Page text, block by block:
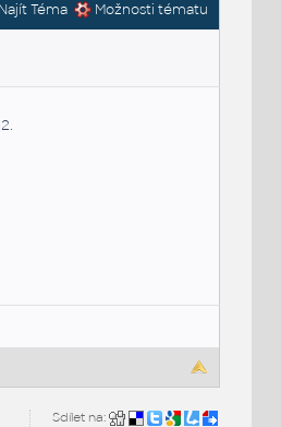
Téma Možnosti tématu
Sdílet na: